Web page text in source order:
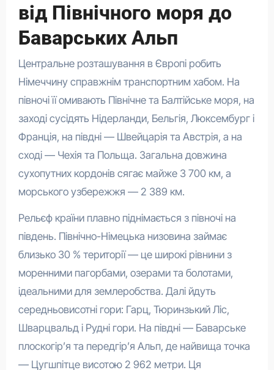
від Північного моря до
Баварських Альп
Центральне розташування в Європі робить
Німеччину справжнім транспортним хабом. На
півночі її омивають Північне та Балтійське моря, на
заході сусідять Нідерланди, Бельгія, Люксембург і
Франція, на півдні — Швейцарія та Австрія, а на
сході — Чехія та Польща. Загальна довжина
сухопутних кордонів сягає майже 3 700 км, а
морського узбережжя — 2 389 км.
Рельєф країни плавно піднімається з півночі на
південь. Північно-Німецька низовина займає
близько 30 % території — це широкі рівнини з
моренними пагорбами, озерами та болотами,
ідеальними для землеробства. Далі йдуть
середньовисотні гори: Гарц, Тюринзький Ліс,
Шварцвальд і Рудні гори. На півдні — Баварське
плоскогір’я та передгір’я Альп, де найвища точка
— Цугшпітце висотою 2 962 метри. Ця